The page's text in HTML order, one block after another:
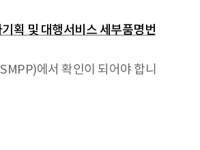
획 및 대행서비스 세부품명번
에서 확인이 되어야 합니